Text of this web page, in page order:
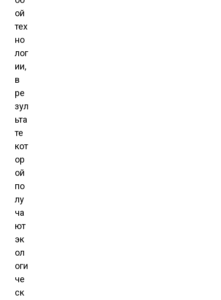
ой
тех
но
лог
ии,
в
ре
зул
ьта
те
кот
ор
ой
по
лу
ча
ют
эк
ол
оги
че
ск